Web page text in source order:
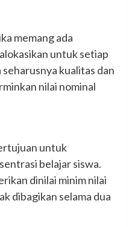
memang ada
untuk setiap
seharusnya kualitas dan
nilai nominal
untuk
belajar siswa.
dinilai minim nilai
dibagikan selama dua